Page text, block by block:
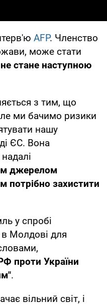
AFP. Членство
може стати
стане наступною
з тим, що
ми бачимо ризики
нашу
ЄС. Вона
джерелом
потрібно захистити
у спробі
Молдові для
проти України
.
вільний світ, і